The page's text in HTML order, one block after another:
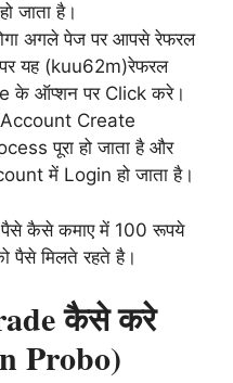
जाता है।
अगले पेज पर आपसे रेफरल
पर यह (kuu62m)रेफरल
के ऑप्शन पर Click करे।
Create
पूरा हो जाता है और
में Login हो जाता है।
कैसे कमाए में 100 रूपये
पैसे मिलते रहते है।
कैसे करे
Probo)